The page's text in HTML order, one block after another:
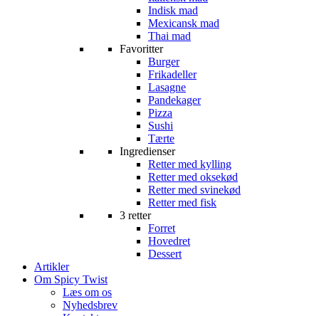
Indisk mad
Mexicansk mad
Thai mad
Favoritter
Burger
Frikadeller
Lasagne
Pandekager
Pizza
Sushi
Tærte
Ingredienser
Retter med kylling
Retter med oksekød
Retter med svinekød
Retter med fisk
3 retter
Forret
Hovedret
Dessert
Artikler
Om Spicy Twist
Læs om os
Nyhedsbrev